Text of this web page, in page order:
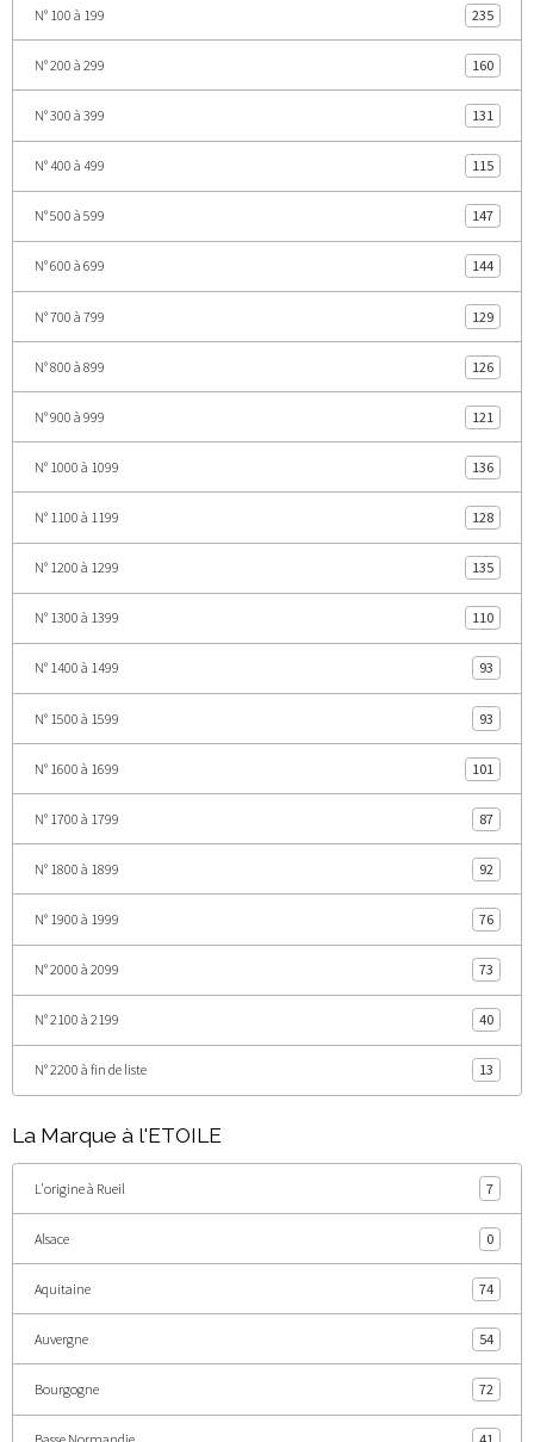
N° 100 à 199 235
N° 200 à 299 160
N° 300 à 399 131
N° 400 à 499 115
N° 500 à 599 147
N° 600 à 699 144
N° 700 à 799 129
N° 800 à 899 126
N° 900 à 999 121
N° 1000 à 1099 136
N° 1100 à 1199 128
N° 1200 à 1299 135
N° 1300 à 1399 110
N° 1400 à 1499 93
N° 1500 à 1599 93
N° 1600 à 1699 101
N° 1700 à 1799 87
N° 1800 à 1899 92
N° 1900 à 1999 76
N° 2000 à 2099 73
N° 2100 à 2199 40
N° 2200 à fin de liste 13
La Marque à l'ETOILE
L'origine à Rueil 7
Alsace 0
Aquitaine 74
Auvergne 54
Bourgogne 72